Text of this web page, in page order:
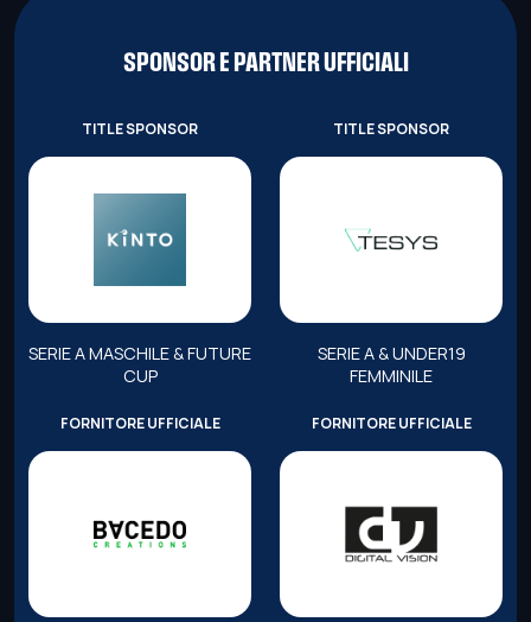
SPONSOR E PARTNER UFFICIALI
TITLE SPONSOR
SERIE A MASCHILE & FUTURE
CUP
TITLE SPONSOR
SERIE A & UNDER19
FEMMINILE
FORNITORE UFFICIALE FORNITORE UFFICIALE